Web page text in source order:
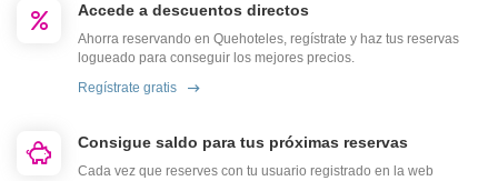
Accede a descuentos directos
Ahorra reservando en Quehoteles, regístrate y haz tus reservas
logueado para conseguir los mejores precios.
Regístrate gratis
Consigue saldo para tus próximas reservas
Cada vez que reserves con tu usuario registrado en la web